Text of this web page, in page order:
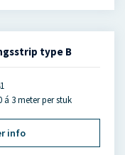
type B
á 3 meter per stuk
info